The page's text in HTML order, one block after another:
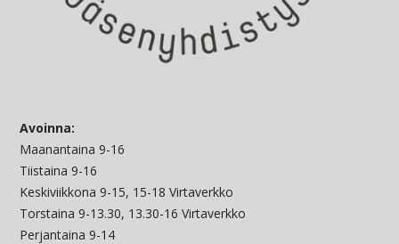
Avoinna:
Maanantaina 9-16
Tiistaina 9-16
Keskiviikkona 9-15, 15-18 Virtaverkko
Torstaina 9-13.30, 13.30-16 Virtaverkko
Perjantaina 9-14